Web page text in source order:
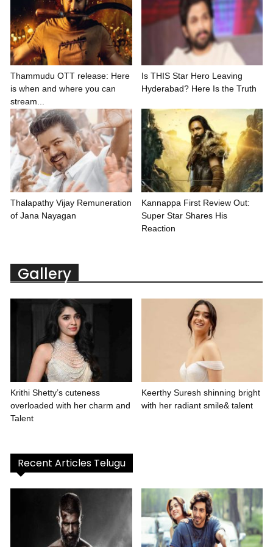
Thammudu OTT release: Here
is when and where you can
stream...
Is THIS Star Hero Leaving
Hyderabad? Here Is the Truth
Thalapathy Vijay Remuneration
of Jana Nayagan
Kannappa First Review Out:
Super Star Shares His
Reaction
Gallery
Krithi Shetty’s cuteness
overloaded with her charm and
Talent
Keerthy Suresh shinning bright
with her radiant smile& talent
Recent Articles Telugu